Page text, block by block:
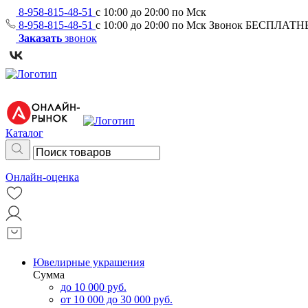
8-958-815-48-51 с 10:00 до 20:00 по Мск
8-958-815-48-51 с 10:00 до 20:00 по Мск Звонок
Заказать звонок
Каталог
Онлайн-оценка
Ювелирные украшения
Сумма
до 10 000 руб.
от 10 000 до 30 000 руб.